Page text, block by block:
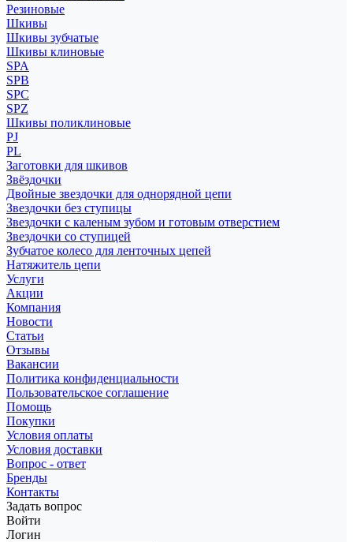
Резиновые
Шкивы
Шкивы зубчатые
Шкивы клиновые
SPA
SPB
SPC
SPZ
Шкивы поликлиновые
PJ
PL
Заготовки для шкивов
Звёздочки
Двойные звездочки для однорядной цепи
Звездочки без ступицы
Звездочки с каленым зубом и готовым отверстием
Звездочки со ступицей
Зубчатое колесо для ленточных цепей
Натяжитель цепи
Услуги
Акции
Компания
Новости
Статьи
Отзывы
Вакансии
Политика конфиденциальности
Пользовательское соглашение
Помощь
Покупки
Условия оплаты
Условия доставки
Вопрос - ответ
Бренды
Контакты
Задать вопрос
Войти
Логин